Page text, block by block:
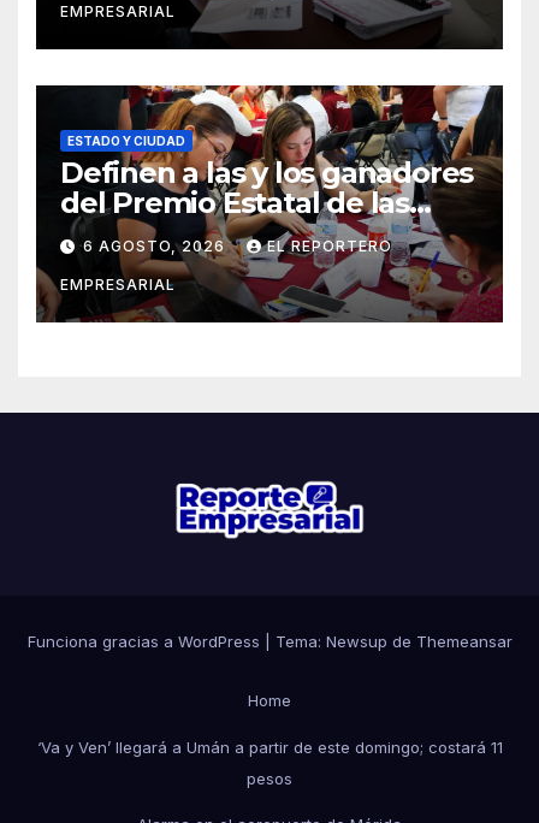
EMPRESARIAL
ESTADO Y CIUDAD
Definen a las y los ganadores
del Premio Estatal de las
Juventudes 2026
6 AGOSTO, 2026 EL REPORTERO
EMPRESARIAL
Funciona gracias a WordPress Tema: Newsup de Themeansar
Home
‘Va y Ven’ llegará a Umán a partir de este domingo; costará 11
pesos